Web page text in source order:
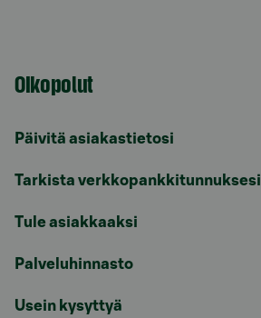
Oikopolut
Päivitä asiakastietosi
Tarkista verkkopankkitunnuksesi
Tule asiakkaaksi
Palveluhinnasto
Usein kysyttyä